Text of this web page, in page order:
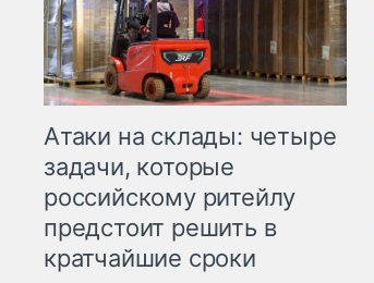
Атаки на склады: четыре
задачи, которые
российскому ритейлу
предстоит решить в
кратчайшие сроки